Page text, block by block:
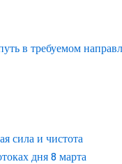
в требуемом
сила и чистота
дня 8 марта